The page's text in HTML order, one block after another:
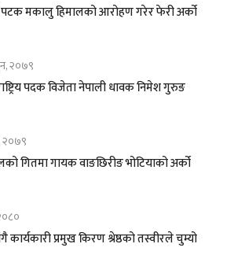
मकालु हिमालको आरोहण गरेर फेरी अर्को
२०७९
पदक विजेता नेपाली धावक निमेश गुरुङ
२०७९
गितमा गायक वाङछिरीङ भोटियाको अर्को
प्रमुख किरण श्रेष्ठको तस्वीरले चुम्यो